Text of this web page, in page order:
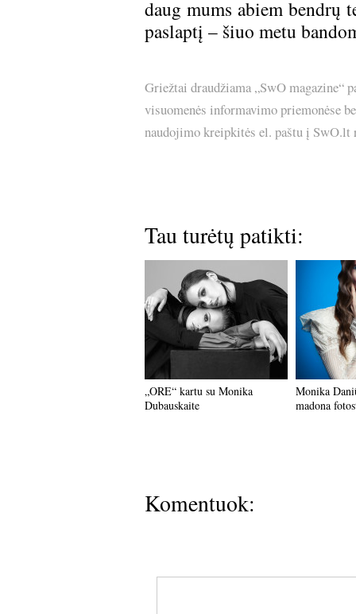
daug mums abiem
paslaptį – šiuo metu
Griežtai draudžiama „SwO magazine“
visuomenės informavimo priemonėse
naudojimo kreipkitės el. paštu į
Tau turėtų patikti:
„ORE“ kartu su Monika
Dubauskaite
Monika
madona
Komentuok: